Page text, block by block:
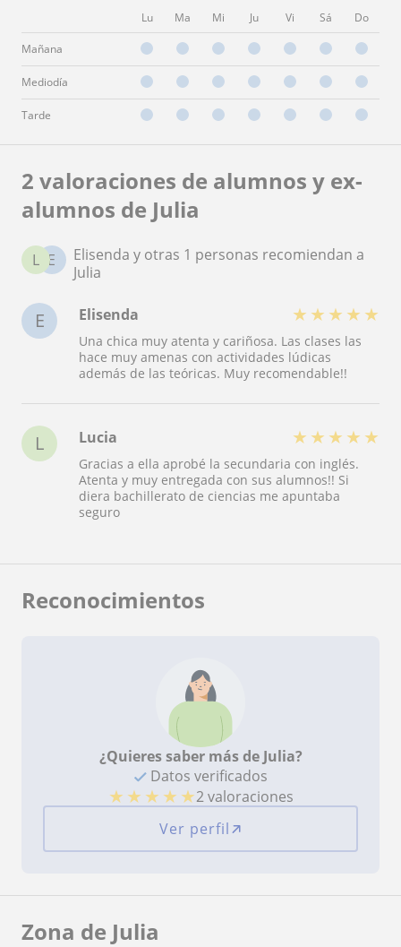
Lu Ma Mi Ju Vi Sá Do
Mañana
Mediodía
Tarde
2 valoraciones de alumnos y ex-
alumnos de Julia
E
L
Elisenda y otras 1 personas recomiendan a
Julia
E Elisenda ★ ★ ★ ★ ★
Una chica muy atenta y cariñosa. Las clases las
hace muy amenas con actividades lúdicas
además de las teóricas. Muy recomendable!!
L Lucia ★ ★ ★ ★ ★
Gracias a ella aprobé la secundaria con inglés.
Atenta y muy entregada con sus alumnos!! Si
diera bachillerato de ciencias me apuntaba
seguro
Reconocimientos
¿Quieres saber más de Julia?
Datos verificados
★ ★ ★ ★ ★2 valoraciones
Ver perfil
Zona de Julia